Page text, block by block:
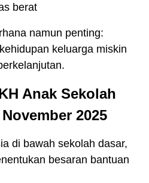
berat
namun penting:
keluarga miskin
Anak Sekolah
2025
di bawah sekolah dasar,
besaran bantuan